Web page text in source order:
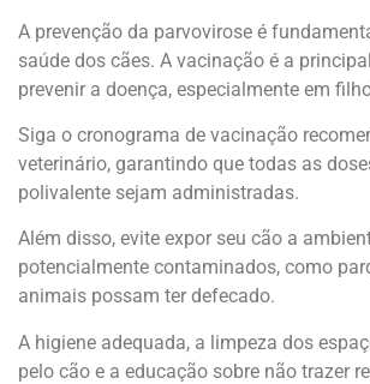
A prevenção da parvovirose é
saúde dos cães. A vacinação é a
prevenir a doença, especialmente em
Siga o cronograma de vacinação
veterinário, garantindo que todas as
polivalente sejam administradas.
Além disso, evite expor seu cão a
potencialmente contaminados, como
animais possam ter defecado.
A higiene adequada, a limpeza dos
pelo cão e a educação sobre não trazer